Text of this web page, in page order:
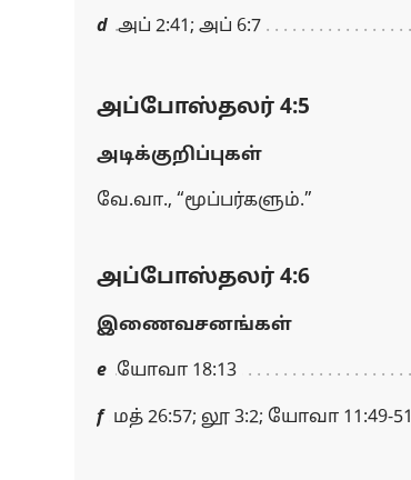
d அப் 2:41; அப் 6:7
அப்போஸ்தலர் 4:5
அடிக்குறிப்புகள்
வே.வா., “மூப்பர்களும்.”
அப்போஸ்தலர் 4:6
இணைவசனங்கள்
e யோவா 18:13
f மத் 26:57; லூ 3:2; யோவா 11:49-51